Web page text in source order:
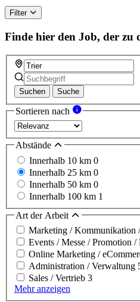
this
field
Filter
Finde hier den Job, der zu
Suchen Suche
Sortieren nach
Abstände
Innerhalb 10 km 0
Innerhalb 25 km 0
Innerhalb 50 km 0
Innerhalb 100 km 1
Art der Arbeit
Marketing / Kommunikation
Events / Messe / Promotion /
Online Marketing /
Administration / Verwaltung
Sales / Vertrieb 3
Mehr anzeigen